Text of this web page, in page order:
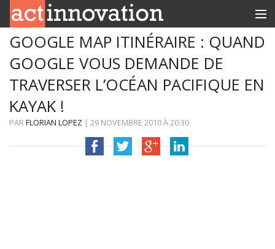
RUBRIQUES
INNOBOX
GOOGLE MAP ITINÉRAIRE : QUAND
GOOGLE VOUS DEMANDE DE
TRAVERSER L’OCÉAN PACIFIQUE EN
KAYAK !
PARFLORIAN LOPEZ | 29 NOVEMBRE 2010À20:30